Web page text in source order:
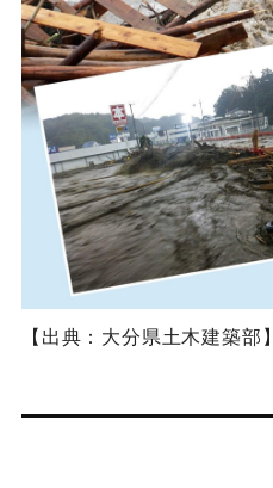
【出典：大分県土木建築部】